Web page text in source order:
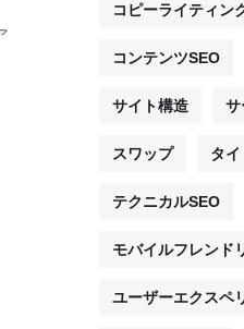
コピーライティン
コンテンツSEO
サイト構造 サ
スワップ タ
テクニカルSEO
モバイルフレンド
ユーザーエクスペ